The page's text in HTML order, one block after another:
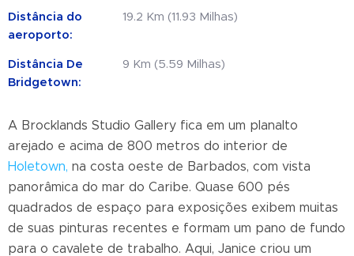
Distância do
aeroporto:
19.2 Km (11.93 Milhas)
Distância De
Bridgetown:
9 Km (5.59 Milhas)
A Brocklands Studio Gallery fica em um planalto
arejado e acima de 800 metros do interior de
Holetown, na costa oeste de Barbados, com vista
panorâmica do mar do Caribe. Quase 600 pés
quadrados de espaço para exposições exibem muitas
de suas pinturas recentes e formam um pano de fundo
para o cavalete de trabalho. Aqui, Janice criou um